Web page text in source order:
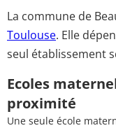
La commune de
Toulouse. Elle
seul établissement
Ecoles
proximité
Une seule école